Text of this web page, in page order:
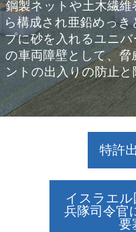
鋼製ネットや土木繊
ら構成され亜鉛めっ
プに砂を入れるユニ
の車両障壁として、
ントの出入りの防止
特許
イスラエ
兵隊司令官
要